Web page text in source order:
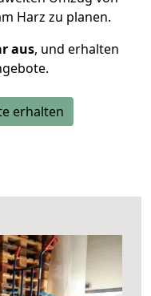
Harz zu planen.
aus, und erhalten
erhalten